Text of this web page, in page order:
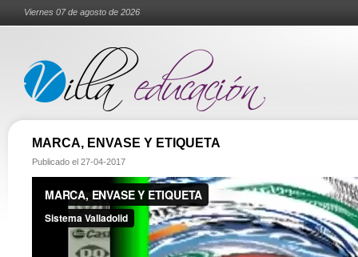
Viernes 07 de agosto de 2026
MARCA, ENVASE Y ETIQUETA
Publicado el 27-04-2017